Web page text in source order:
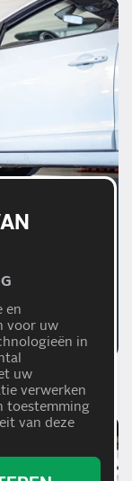
en
voor uw
in
uw
verwerken
toestemming
van deze